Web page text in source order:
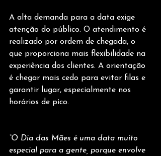
A alta demanda para a data exige
atenção do público. O atendimento é
realizado por ordem de chegada, o
que proporciona mais flexibilidade na
experiência dos clientes. A orientação
é chegar mais cedo para evitar filas e
garantir lugar, especialmente nos
horários de pico.
“O Dia das Mães é uma data muito
especial para a gente, porque envolve